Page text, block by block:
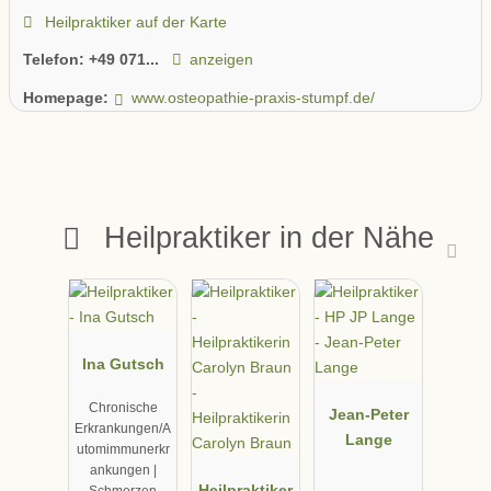
Heilpraktiker auf der Karte
Telefon: +49 071... anzeigen
Homepage: www.osteopathie-praxis-stumpf.de/
Heilpraktiker in der Nähe
Ina Gutsch
Chronische
Erkrankungen/A
utomimmunerkr
ankungen |
Jean-Peter
Lange